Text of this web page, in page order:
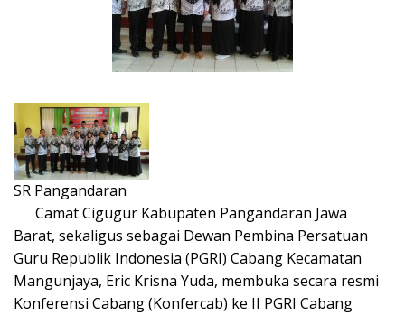
SR Pangandaran
Camat Cigugur Kabupaten Pangandaran Jawa
Barat, sekaligus sebagai Dewan Pembina Persatuan
Guru Republik Indonesia (PGRI) Cabang Kecamatan
Mangunjaya, Eric Krisna Yuda, membuka secara resmi
Konferensi Cabang (Konfercab) ke II PGRI Cabang